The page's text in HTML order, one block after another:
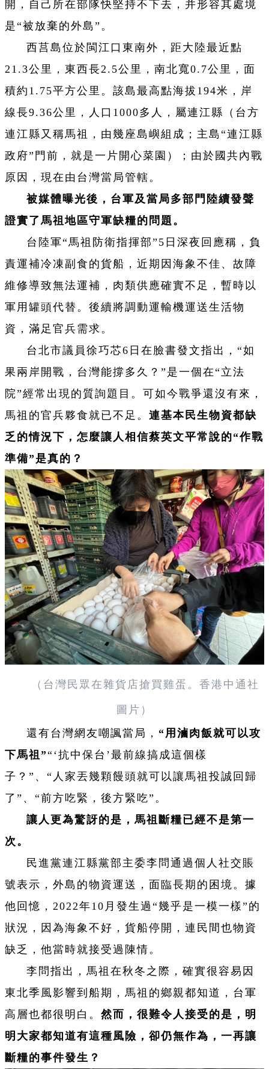
開，自己所在部隊快堅持不下去，并形容其處境
是“被放棄的外島”。
西莒島位於閩江口東南外，距大陸最近點
21.3公里，東西長2.5公里，南北寬0.7公里，面
積約1.75平方公里。該島最高點海拔194米，岸
線長9.36公里，人口1000多人，屬連江縣（台方
連江縣又稱馬祖，由幾座島嶼組成；主島“連江縣
政府”門前，就是一片開心菜園）；由於國共內戰
原因，現在由台灣當局管轄。
被媒體曝光後，台軍及當局多部門陸續發聲
證實了馬祖地區守軍缺糧的問題。
台陸軍“馬祖防衛指揮部”5日深夜回應稱，負
責運補冷凍副食的貨船，近期因海象不佳、故障
維修導致無法運補，肉類供應確實不足，暫時以
軍用罐頭代替。後續將調動運輸機運送生活物
資，滿足官兵需求。
台北市議員徐巧芯6日在臉書發文指出，“如
果兩岸開戰，台灣能撐多久？”是一個在“立法
院”經常出現的質詢題目。可如今戰爭還沒有來，
馬祖的官兵夥食就已不足。 連基本民生物資都缺
乏的情況下，怎麼讓人相信蔡英文平常說的“作戰
準備”是真的？
（台灣民眾在雜貨店搶買雞蛋。香港中通社
圖片）
還有台灣網友嘲諷當局， “用滷肉飯就可以攻
下馬祖”“‘抗中保台’最前線搞成這個樣
子？”、“人家丟幾顆饅頭就可以讓馬祖投誠回歸
了”、“前方吃緊，後方緊吃”。
讓人更為驚訝的是，馬祖斷糧已經不是第一
次。
民進黨連江縣黨部主委李問通過個人社交賬
號表示，外島的物資運送，面臨長期的困境。據
他回憶，2022年10月發生過“幾乎是一模一樣”的
狀況，因為海象不好，貨船停開，連民間也物資
缺乏，他當時就接受過陳情。
李問指出，馬祖在秋冬之際，確實很容易因
東北季風影響到船期，馬祖的鄉親都知道，台軍
高層也都很明白。 然而，很難令人接受的是，明
明大家都知道有這種風險，卻仍無作為，一再讓
斷糧的事件發生？